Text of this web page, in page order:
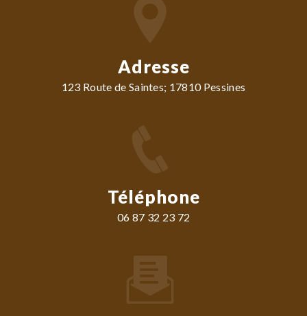
Adresse
123 Route de Saintes; 17810 Pessines
Téléphone
06 87 32 23 72